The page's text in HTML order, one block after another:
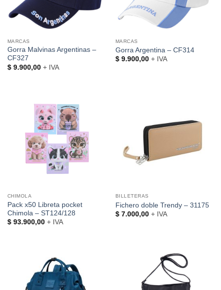
MARCAS
Gorra Malvinas Argentinas –
CF327
$9.900,00+ IVA
MARCAS
Gorra Argentina – CF314
$9.900,00+ IVA
CHIMOLA
Pack x50 Libreta pocket
Chimola – ST124/128
$93.900,00+ IVA
BILLETERAS
Fichero doble Trendy – 31175
$7.000,00+ IVA